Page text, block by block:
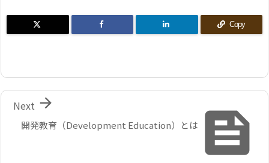
Copy

開発教育（Development Education）とは

Next